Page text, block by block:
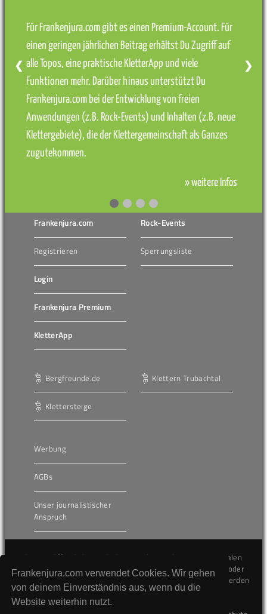
Frankenjura.com verwendet Cookies. Wir gehen
von deinem Einverständnis aus, wenn du die
Website weiterhin nutzt.
Für Frankenjura.com gibt es einen Premium-Account. Für
einen geringen jährlichen Beitrag erhältst Du Zugriff auf
alle Topos, eine praktische KletterApp und viele
Funktionen mehr. Darüber hinaus unterstützt Du
Frankenjura.com bei der Entwicklung von freien
Anwendungen (z.B. Rock-Events) und Inhalten (z.B. neue
Klettergebiete), die der Klettergemeinschaft als Ganzes
zugutekommen.
» weitere Infos
❮ ❯
Frankenjura.com
Registrieren
Login
Frankenjura Premium
KletterApp
Rock-Events
Sperrungsliste
Bergfreunde.de
Klettersteige
Klettern Trubachtal
Werbung
AGBs
Unser journalistischer
Anspruch
Die hier veröffentlichten Inhalte unterliegen dem internationalen
Urheberrecht (Copyright) und dürfen nicht kopiert, verändert oder
unverändert wiederveröffentlicht werden. Gegen Verstöße werden
wir auf juristischem Wege vorgehen.